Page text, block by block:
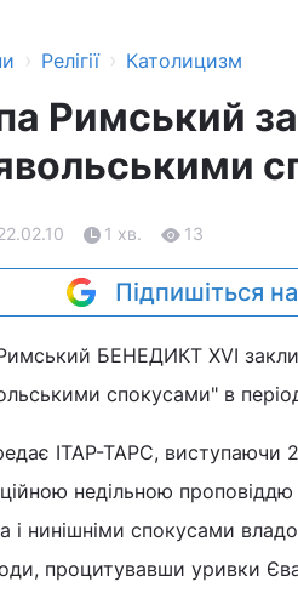
› Релігії › Католицизм
Римський
1 хв. 13
Підпишіться
БЕНЕДИКТ ХVI
спокусами" в
ІТАР-ТАРС, виступаючи
недільною
і нинішніми спокусами
процитувавши уривки